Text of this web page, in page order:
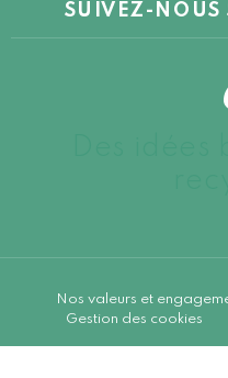
SUIVEZ-NOUS
Nos valeurs et
Gestion des cookies